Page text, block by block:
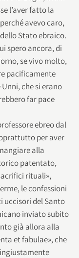
l’aver fatto la
avevo caro,
Stato ebraico.
spero ancora, di
se vivo molto,
pacificamente
che si erano
far pace
ebreo dal
per aver
alla
patentato,
rituali»,
le confessioni
uccisori del Santo
inviato subito
già allora alla
et fabulae», che